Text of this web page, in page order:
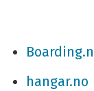
hangar.no